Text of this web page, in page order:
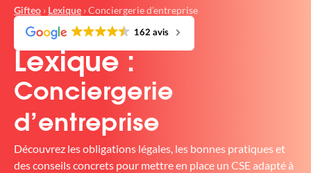
Gifteo › Lexique ›Conciergerie d’entreprise
162 avis
Lexique :
Conciergerie
d’entreprise
Découvrez les obligations légales, les bonnes pratiques et
des conseils concrets pour mettre en place un CSE adapté à